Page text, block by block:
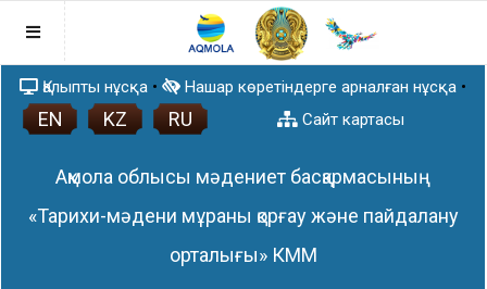
Басты бет
Құқықтық базасы
саясат
«Сыбайлас жемқорлыққа қарсы іс-
Қалыпты нұсқа • Нашар көретіндерге арналған нұсқа •
Сайт картасы
EN KZ RU
Ақмола облысы мәдениет басқармасының
«Тарихи-мәдени мұраны қорғау және пайдалану
орталығы» КММ